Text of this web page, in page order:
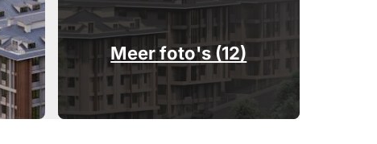
Meer foto's (12)